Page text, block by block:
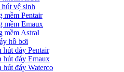
vệ sinh
mềm Pentair
mềm Emaux
mềm Astral
hồ bơi
hút đáy Pentair
hút đáy Emaux
hút đáy Waterco